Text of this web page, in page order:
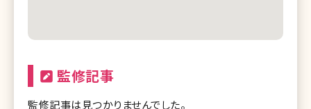
監修記事
監修記事は見つかりませんでした。